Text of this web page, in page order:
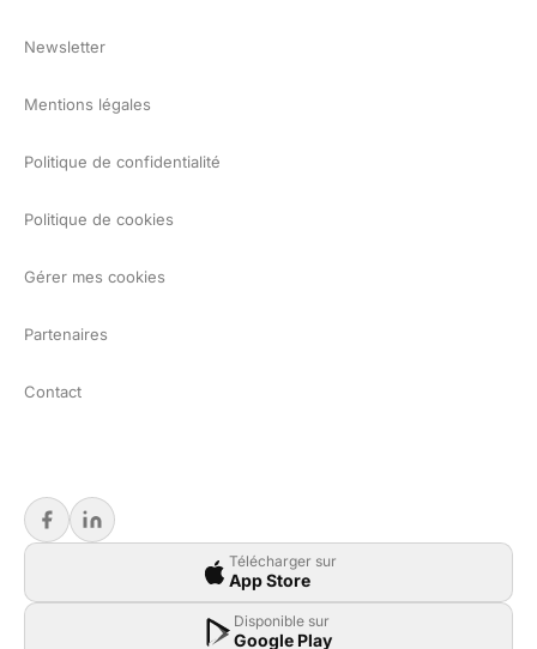
Newsletter
Mentions légales
Politique de confidentialité
Politique de cookies
Gérer mes cookies
Partenaires
Contact
Télécharger sur
App Store
Disponible sur
Google Play